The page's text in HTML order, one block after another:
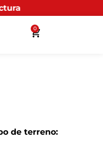
en uno de
0
de terreno: